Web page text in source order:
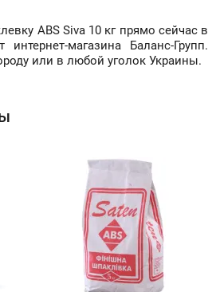
ABS Siva 10 кг прямо сейчас в
магазина Баланс-Групп.
или в любой уголок Украины.